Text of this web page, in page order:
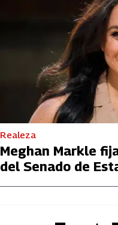
Realeza
Meghan Markle
del Senado de